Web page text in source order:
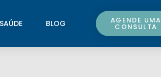
BLOG AGENDE UMA
CONSULTA